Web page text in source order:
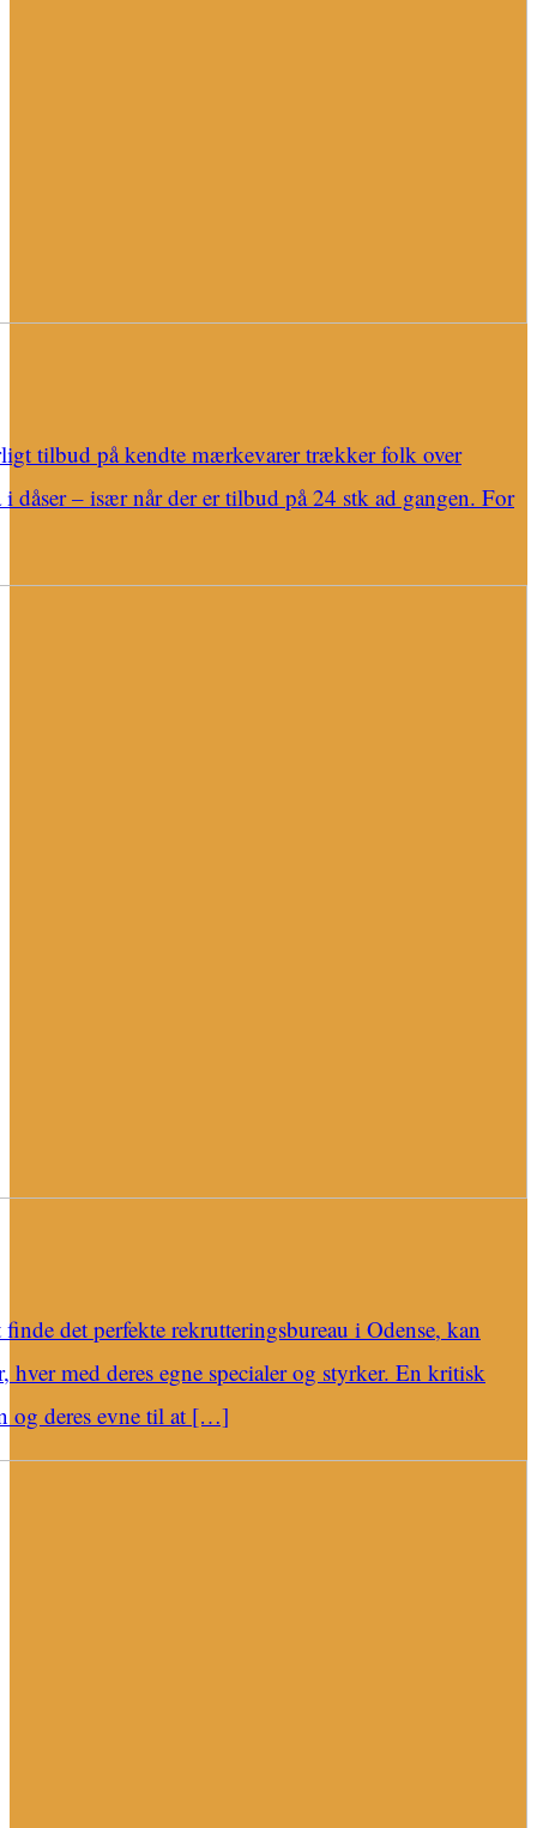
tilbud på kendte mærkevarer trækker folk over
– især når der er tilbud på 24 stk ad gangen. For
det perfekte rekrutteringsbureau i Odense, kan
med deres egne specialer og styrker. En kritisk
og deres evne til at […]